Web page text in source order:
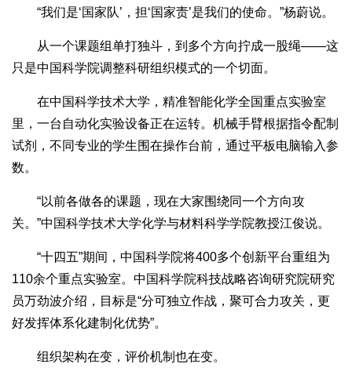
“我们是‘国家队’，担‘国家责’是我们的使命。”杨蔚说。
从一个课题组单打独斗，到多个方向拧成一股绳——这
只是中国科学院调整科研组织模式的一个切面。
在中国科学技术大学，精准智能化学全国重点实验室
里，一台自动化实验设备正在运转。机械手臂根据指令配制
试剂，不同专业的学生围在操作台前，通过平板电脑输入参
数。
“以前各做各的课题，现在大家围绕同一个方向攻
关。”中国科学技术大学化学与材料科学学院教授江俊说。
“十四五”期间，中国科学院将400多个创新平台重组为
110余个重点实验室。中国科学院科技战略咨询研究院研究
员万劲波介绍，目标是“分可独立作战，聚可合力攻关，更
好发挥体系化建制化优势”。
组织架构在变，评价机制也在变。